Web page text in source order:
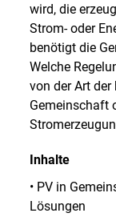
wird, die
Strom- oder
benötigt die
Welche
von der Art
Gemeinschaft
Inhalte
• PV in
Lösungen